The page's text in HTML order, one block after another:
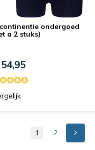
ondergoed
a 2 stuks)
1 2